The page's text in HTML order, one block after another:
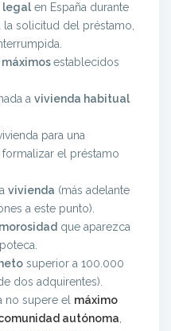
legalen España durante
la solicitud del préstamo,
establecidos
a vivienda habitual
para una
formalizar el préstamo
vivienda (más adelante
a este punto).
morosidad que aparezca
superior a 100.000
dos adquirentes).
no supere el máximo
autónoma,